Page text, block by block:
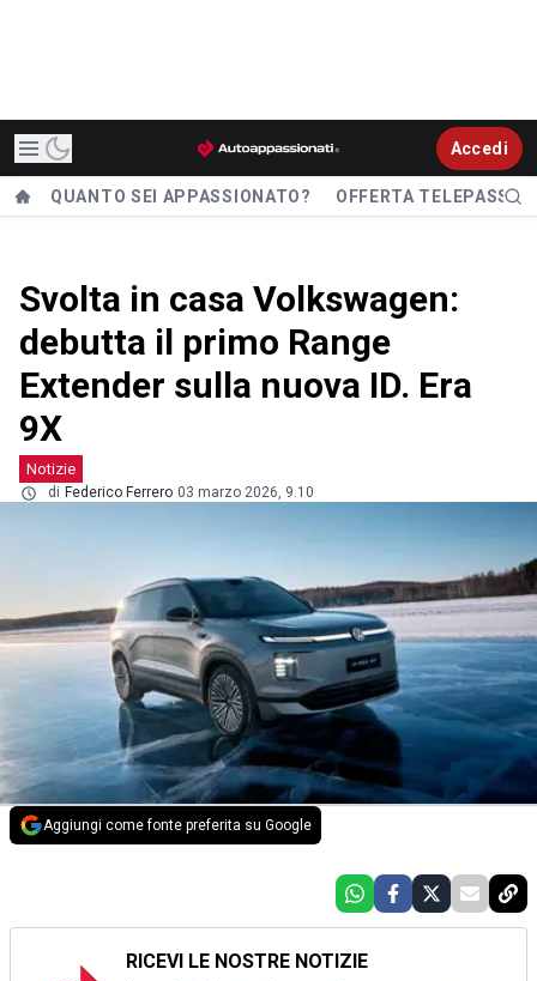
Accedi
QUANTO SEI APPASSIONATO? OFFERTA TELEPASS
Svolta in casa Volkswagen:
debutta il primo Range
Extender sulla nuova ID. Era
9X
Notizie
di Federico Ferrero 03 marzo 2026, 9.10
Aggiungi come fonte preferita su Google
RICEVI LE NOSTRE NOTIZIE